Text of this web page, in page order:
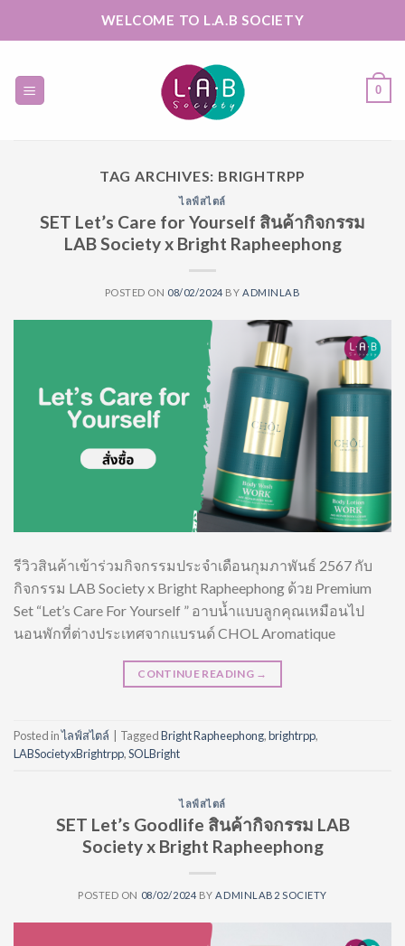
WELCOME TO L.A.B SOCIETY
0
TAG ARCHIVES: BRIGHTRPP
ไลฟ์สไตล์
SET Let’s Care for Yourself สินค้ากิจกรรม
LAB Society x Bright Rapheephong
POSTED ON 08/02/2024 BY ADMINLAB
รีวิวสินค้าเข้าร่วมกิจกรรมประจำเดือนกุมภาพันธ์ 2567 กับ
กิจกรรม LAB Society x Bright Rapheephong ด้วย Premium
Set “Let’s Care For Yourself ” อาบน้ำแบบลูกคุณเหมือนไป
นอนพักที่ต่างประเทศจากแบรนด์ CHOL Aromatique
CONTINUE READING →
Posted inไลฟ์สไตล์ TaggedBright Rapheephong,brightrpp,
LABSocietyxBrightrpp,SOLBright
ไลฟ์สไตล์
SET Let’s Goodlife สินค้ากิจกรรม LAB
Society x Bright Rapheephong
POSTED ON 08/02/2024 BYADMINLAB2 SOCIETY